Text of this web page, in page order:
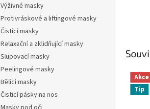
Výživné masky
Protivráskové a liftingové masky
Čistící masky
Relaxační a zklidňující masky
Slupovací masky
Peelingové masky
Bělící masky
Čisticí pásky na nos
Akce
Tip